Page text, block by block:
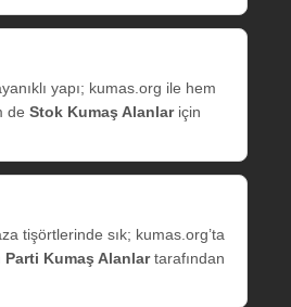
yapı; kumas.org ile hem
de Stok Kumaş Alanlariçin
tişörtlerinde sık; kumas.org’ta
Parti Kumaş Alanlartarafından